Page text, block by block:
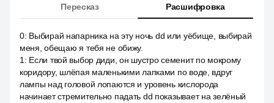
Пересказ Расшифровка
0: Выбирай напарника на эту ночь dd или уёбище, выбирай
меня, обещаю я тебя не обижу.
1 : Если твой выбор диди, он шустро семенит по мокрому
коридору, шлёпая маленькими лапками по воде, вдруг
лампы над головой лопаются и уровень кислорода
начинает стремительно падать dd показывает на зелёный